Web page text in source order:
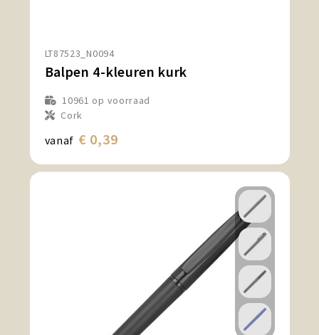
LT87523_N0094
Balpen 4-kleuren kurk
10961 op voorraad
Cork
vanaf € 0,39